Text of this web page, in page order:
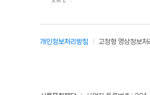
개인정보처리방침 고정형 영상정보